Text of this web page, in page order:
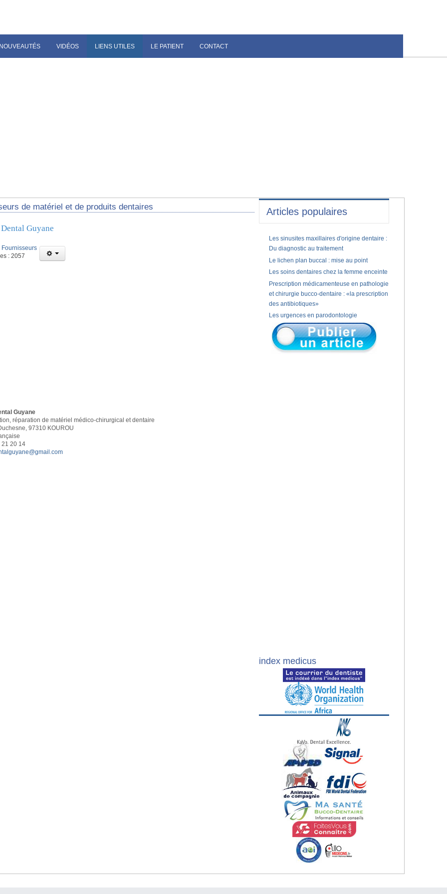
NOUVEAUTÉS VIDÉOS LIENS UTILES LE PATIENT CONTACT
de matériel et de produits dentaires
Guyane
Fournisseurs
: 2057
Guyane
réparation de matériel médico-chirurgical et dentaire
97310 KOUROU
20 14
Articles populaires
Les sinusites maxillaires d'origine dentaire :
Du diagnostic au traitement
Le lichen plan buccal : mise au point
Les soins dentaires chez la femme enceinte
Prescription médicamenteuse en pathologie
et chirurgie bucco-dentaire : «la prescription
des antibiotiques»
Les urgences en parodontologie
index medicus